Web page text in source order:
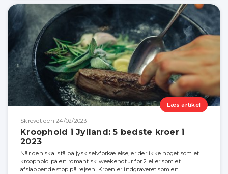
Læs artikel
Skrevet den 24/02/2023
Kroophold i Jylland: 5 bedste kroer i
2023
Når den skal stå på jysk selvforkælelse, er der ikke noget som et
kroophold på en romantisk weekendtur for 2 eller som et
afslappende stop på rejsen. Kroen er indgraveret som en...